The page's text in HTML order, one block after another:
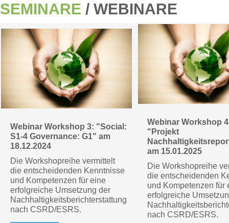
SEMINARE / WEBINARE
Webinar Workshop 3: "Social:
S1-4 Governance: G1" am
18.12.2024
Die Workshopreihe vermittelt
die entscheidenden Kenntnisse
und Kompetenzen für eine
erfolgreiche Umsetzung der
Nachhaltigkeitsberichterstattung
nach CSRD/ESRS.
Webinar Workshop
"Projekt
am 15.01.2025
Die Workshopreihe
die entscheidenden
und Kompetenzen für
erfolgreiche
nach CSRD/ESRS.